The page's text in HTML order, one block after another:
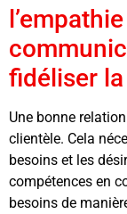
fidéliser
Une bonne
clientèle. Cela
besoins et les
compétences en
besoins de